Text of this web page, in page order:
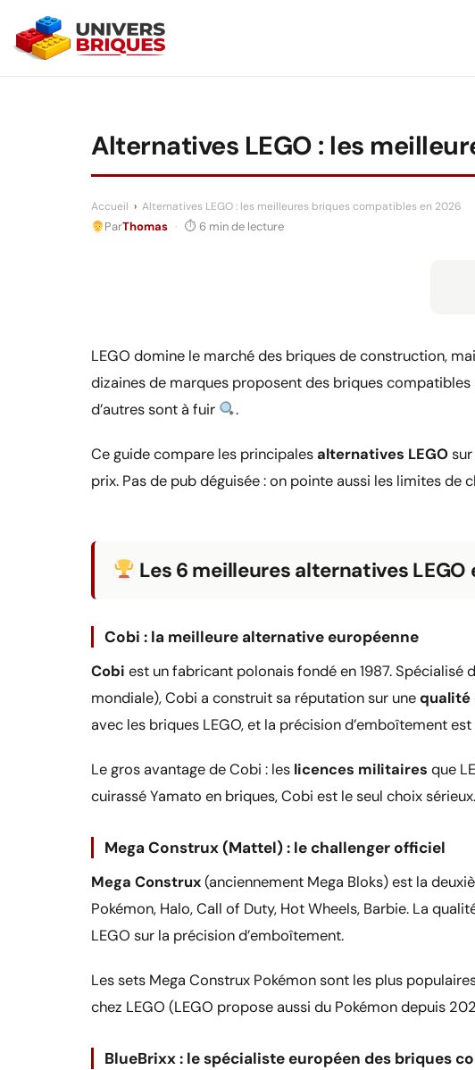
Aller
au
Alternatives LEGO : les
Accueil › Alternatives LEGO : les meilleures briques compatibles en 2026
ParThomas · ⏱ 6 min de lecture
LEGO domine le marché des briques de construction,
dizaines de marques proposent des briques
d’autres sont à fuir
.
Ce guide compare les principalesalternatives LEGO
prix. Pas de pub déguisée : on pointe aussi les limites de
Les 6 meilleures alternatives LEGO
Cobi : la meilleure alternative européenne
Cobi est un fabricant polonais fondé en 1987. Spécialisé
mondiale), Cobi a construit sa réputation sur unequalité
avec les briques LEGO, et la précision d’emboîtement
Le gros avantage de Cobi : les licences militaires que
cuirassé Yamato en briques, Cobi est le seul choix
Mega Construx (Mattel) : le challenger officiel
Mega Construx(anciennement Mega Bloks) est la
Pokémon, Halo, Call of Duty, Hot Wheels, Barbie. La
LEGO sur la précision d’emboîtement.
Les sets Mega Construx Pokémon sont les plus
chez LEGO (LEGO propose aussi du Pokémon depuis
BlueBrixx : le spécialiste européen des briques